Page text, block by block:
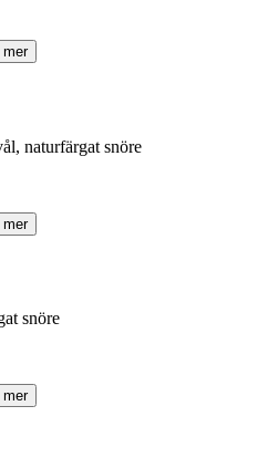
mer
naturfärgat snöre
mer
snöre
mer